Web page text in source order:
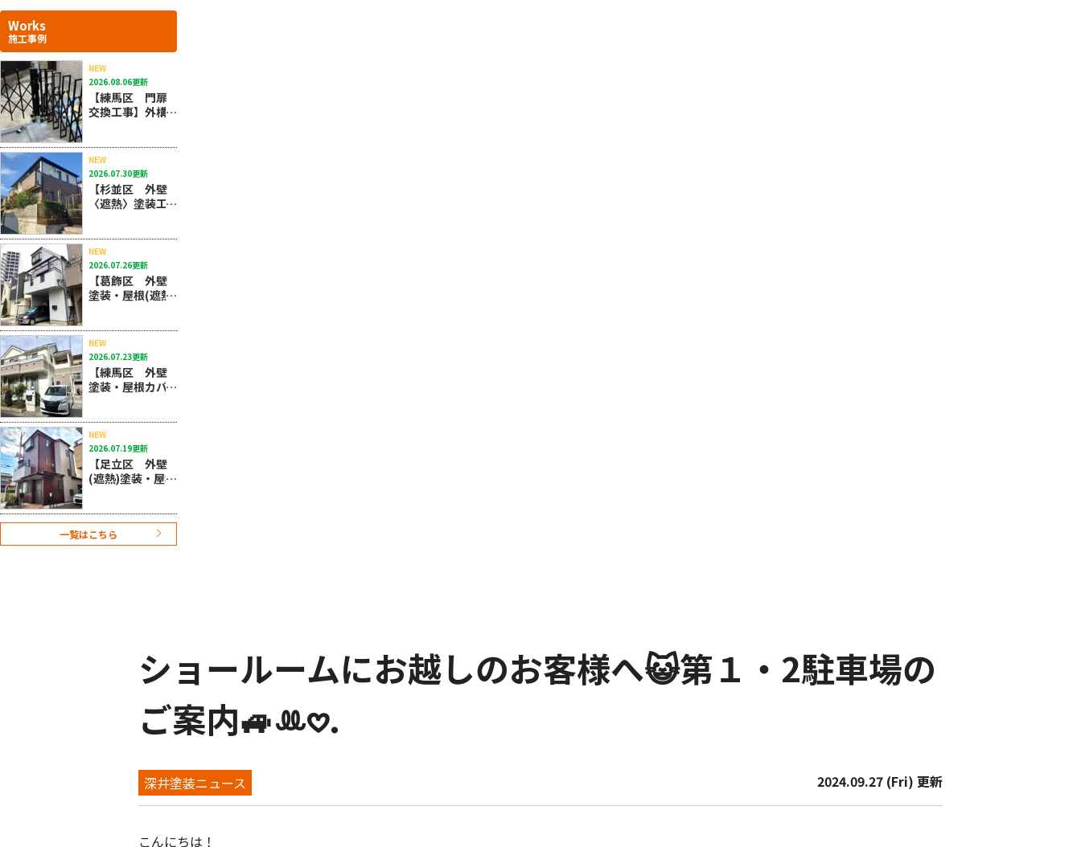
Works
施工事例
NEW
2026.08.06更新
【練馬区 門扉
交換工事】外構
ください！
NEW
2026.07.30更新
【杉並区 外壁
〈遮熱〉塗装工
壁も屋根カバー
も深井塗装にお
任せください！
NEW
2026.07.26更新
【葛飾区 外壁
塗装・屋根(遮熱)
る明るめシルバ
ーグレイ採
用！！
NEW
2026.07.23更新
【練馬区 外壁
塗装・屋根カバ
根材使用物件に
つきカバー工法
をおすすめしま
した！
NEW
2026.07.19更新
【足立区 外壁
(遮熱)塗装・屋根
しくお色のご提
案させていただ
きました！
一覧はこちら
ショールームにお越しのお客様へ😺第１・2駐車場の
ご案内🚙ꔛ𖹭.
深井塗装ニュース 2024.09.27 (Fri) 更新
こんにちは！